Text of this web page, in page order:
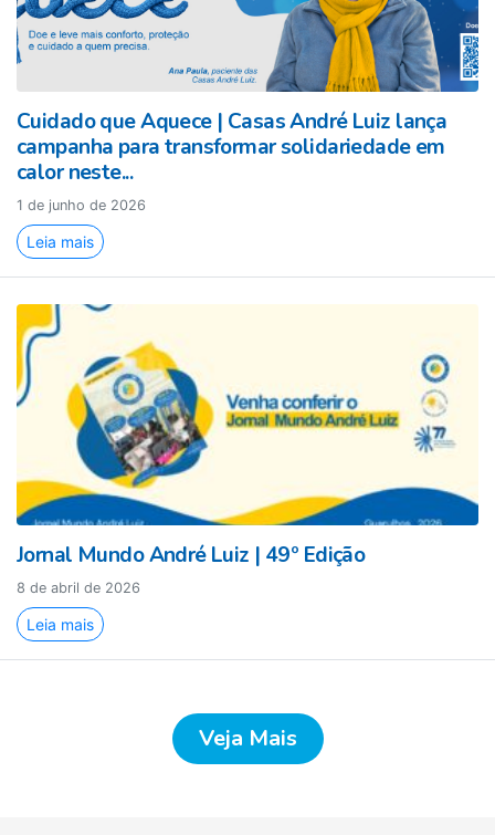
Cuidado que Aquece | Casas André Luiz lança
campanha para transformar solidariedade em
calor neste...
1 de junho de 2026
Leia mais
Jornal Mundo André Luiz | 49º Edição
8 de abril de 2026
Leia mais
Veja Mais